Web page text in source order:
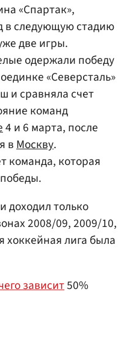
«Спартак»,
в следующую стадию
две игры.
одержали победу
«Северсталь»
и сравняла счет
команд
4 и 6 марта, после
в Москву.
команда, которая
доходил только
2008/09, 2009/10,
хоккейная лига была
зависит50%